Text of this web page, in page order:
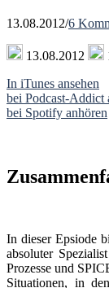
13.08.2012/6
13.08.2012
In iTunes ansehen
bei Podcast-Addict
bei Spotify anhören
In dieser Epsiode
absoluter
Prozesse und
Situationen, in